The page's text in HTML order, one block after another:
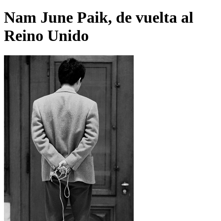
Nam June Paik, de vuelta al
Reino Unido